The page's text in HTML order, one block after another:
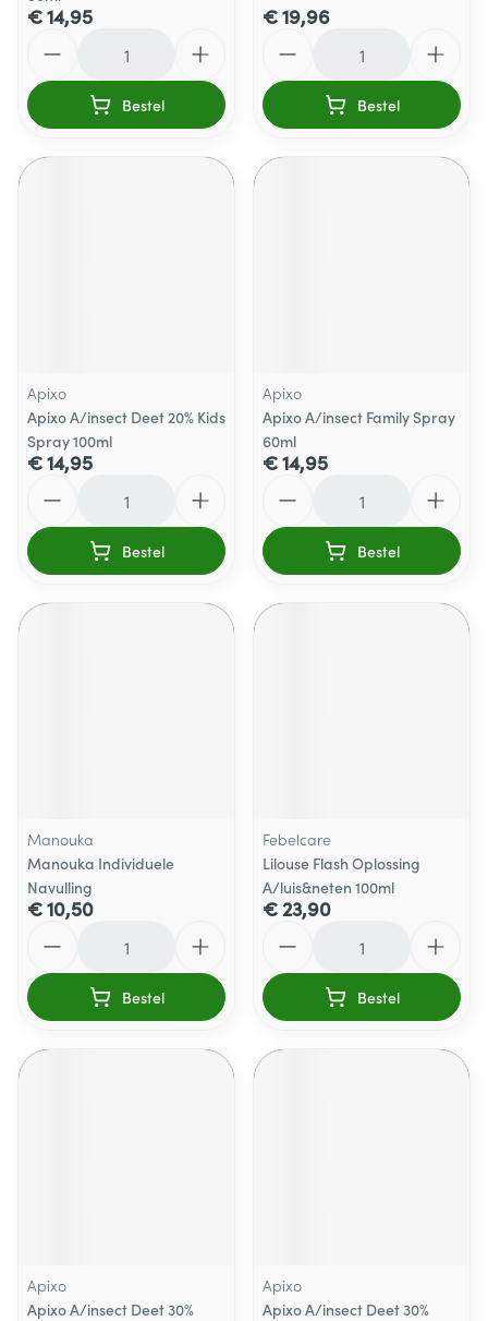
€ 14,95
Bestel
€ 19,96
Bestel
Apixo
Apixo A/insect Deet 20% Kids
Spray 100ml
€ 14,95
Bestel
Apixo
Apixo A/insect Family Spray
60ml
€ 14,95
Bestel
Manouka
Manouka Individuele
Navulling
€ 10,50
Bestel
Febelcare
Lilouse Flash Oplossing
A/luis&neten 100ml
€ 23,90
Bestel
Apixo
Apixo A/insect Deet 30%
Apixo
Apixo A/insect Deet 30%